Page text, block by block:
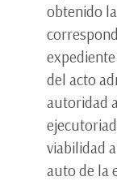
obtenido
del acto
autoridad
viabilidad
auto de la